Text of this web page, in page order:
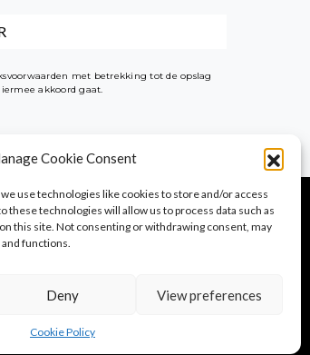
Cookie Consent
use technologies like cookies to store and/or access
these technologies will allow us to process data such as
this site. Not consenting or withdrawing consent, may
functions.
Deny View preferences
Cookie Policy
met betrekking tot de opslag
akkoord gaat.